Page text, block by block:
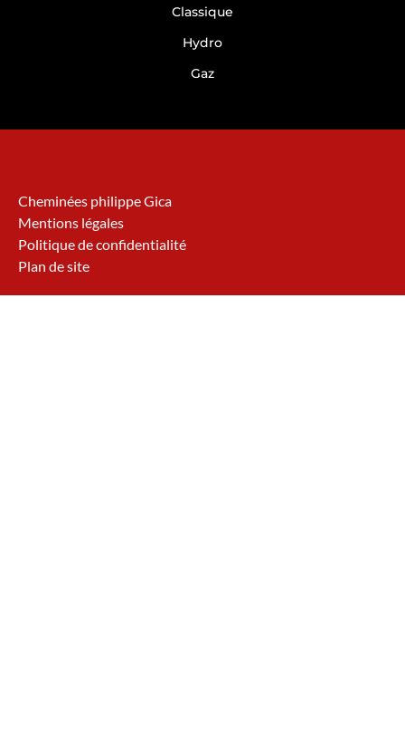
Classique
Hydro
Gaz
Cheminées philippe Gica
Mentions légales
Politique de confidentialité
Plan de site